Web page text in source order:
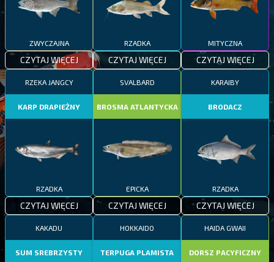
ZWYCZAJNA
CZYTAJ WIĘCEJ
RZADKA
CZYTAJ WIĘCEJ
MITYCZNA
CZYTAJ WIĘCEJ
RZEKA JANGCY
KARP DRAPIEŻNY
RZADKA
CZYTAJ WIĘCEJ
SVALBARD
BROSMA ATLANTYCKA
EPICKA
CZYTAJ WIĘCEJ
KARAIBY
BRODACZ
RZADKA
CZYTAJ WIĘCEJ
KAKADU
SUM SREBRZYSTY
HOKKAIDO
TERPUGA PLAMISTA
HAIDA GWAII
DORSZ PACYFICZNY